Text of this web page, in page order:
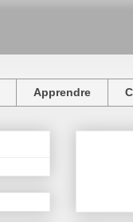
Apprendre